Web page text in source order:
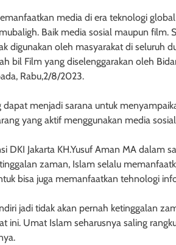
media di era teknologi
Baik media sosial maupun film.
digunakan oleh masyarakat di seluruh
bil Film yang diselenggarakan oleh
Rabu,2/8/2023.
dapat menjadi sarana untuk
yang aktif menggunakan media
DKI Jakarta KH.Yusuf Aman MA dalam
zaman, Islam selalu
bisa juga memanfaatkan tehnologi
jadi tidak akan pernah ketinggalan
ini. Umat Islam seharusnya saling